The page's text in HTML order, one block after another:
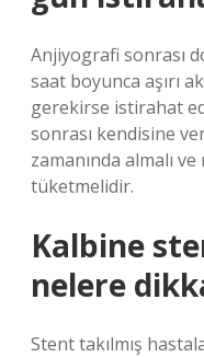
Anjiyografi sonrası
saat boyunca aşırı
gerekirse istirahat
sonrası kendisine
zamanında almalı
tüketmelidir.
Kalbine
nelere
Stent takılmış